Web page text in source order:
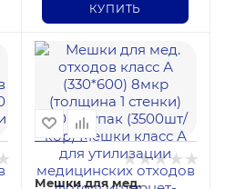
КУПИТЬ
Мешки для мед.